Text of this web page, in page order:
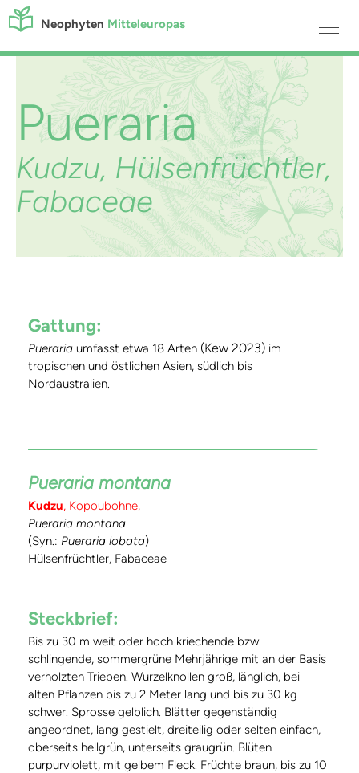
Neophyten Mitteleuropas
Pueraria
Kudzu, Hülsenfrüchtler,
Fabaceae
Gattung:
Pueraria umfasst etwa 18 Arten (Kew 2023) im
tropischen und östlichen Asien, südlich bis
Nordaustralien.
Pueraria montana
Kudzu, Kopoubohne,
Pueraria montana
(Syn.: Pueraria lobata)
Hülsenfrüchtler, Fabaceae
Steckbrief:
Bis zu 30 m weit oder hoch kriechende bzw.
schlingende, sommergrüne Mehrjährige mit an der Basis
verholzten Trieben. Wurzelknollen groß, länglich, bei
alten Pflanzen bis zu 2 Meter lang und bis zu 30 kg
schwer. Sprosse gelblich. Blätter gegenständig
angeordnet, lang gestielt, dreiteilig oder selten einfach,
oberseits hellgrün, unterseits graugrün. Blüten
purpurviolett, mit gelbem Fleck. Früchte braun, bis zu 10